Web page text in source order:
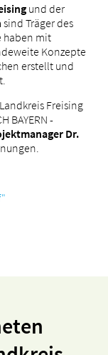
und der
sind Träger des
haben mit
Konzepte
erstellt und
Freising
BAYERN -
Dr.